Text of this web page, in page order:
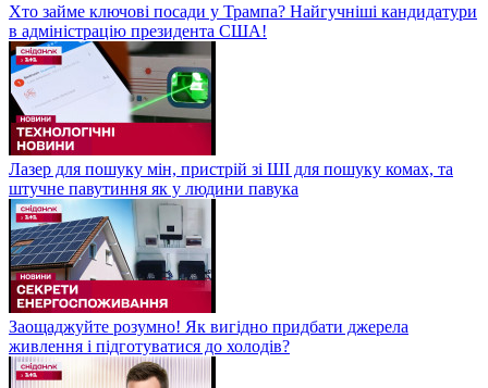
Хто займе ключові посади у Трампа? Найгучніші кандидатури
в адміністрацію президента США!
Лазер для пошуку мін, пристрій зі ШІ для пошуку комах, та
штучне павутиння як у людини павука
Заощаджуйте розумно! Як вигідно придбати джерела
живлення і підготуватися до холодів?